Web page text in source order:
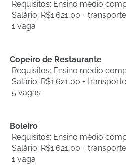
Requisitos: Ensino médio
Salário: R$1.621,00 + transporte
1 vaga
Copeiro de Restaurante
Requisitos: Ensino médio
Salário: R$1.621,00 + transporte
5 vagas
Boleiro
Requisitos: Ensino médio
Salário: R$1.621,00 + transporte
1 vaga